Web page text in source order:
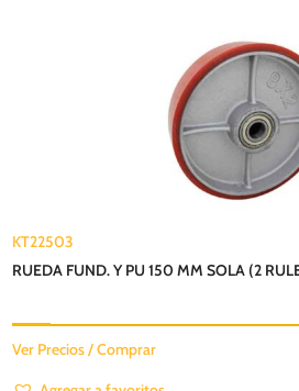
KT22503
RUEDA FUND. Y PU 150 MM SOLA (2
Ver Precios / Comprar